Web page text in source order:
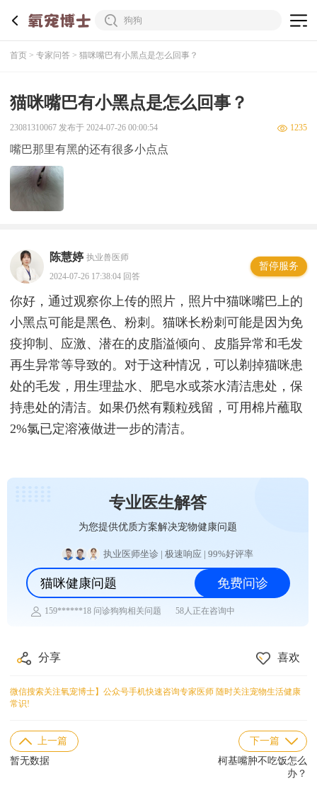
首页 专家问答 猫咪嘴巴有小黑点是怎么回事？
猫咪嘴巴有小黑点是怎么回事？
23081310067 发布于 2024-07-26 00:00:54 1235
嘴巴那里有黑的还有很多小点点
陈慧婷 执业兽医师
2024-07-26 17:38:04 回答
暂停服务
你好，通过观察你上传的照片，照片中猫咪嘴巴上的
小黑点可能是黑色、粉刺。猫咪长粉刺可能是因为免
疫抑制、应激、潜在的皮脂溢倾向、皮脂异常和毛发
再生异常等导致的。对于这种情况，可以剃掉猫咪患
处的毛发，用生理盐水、肥皂水或茶水清洁患处，保
持患处的清洁。如果仍然有颗粒残留，可用棉片蘸取
2%氯已定溶液做进一步的清洁。
专业医生解答
为您提供优质方案解决宠物健康问题
执业医师坐诊 | 极速响应 | 99%好评率
猫咪健康问题 免费问诊
189******57 问诊鸟类相关问题
153******99 问诊兔子相关问题
158******29 问诊水族相关问题
136******89 问诊异宠相关问题
58人正在咨询中
分享 喜欢
微信搜索关注氧宠博士】公众号手机快速咨询专家医师 随时关注宠物生活健康
常识!
上一篇
暂无数据
下一篇
柯基嘴肿不吃饭怎么
办？